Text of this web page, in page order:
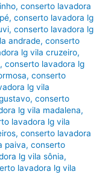
,conserto lavadora
,conserto lavadora lg
,conserto lavadora lg
andrade,conserto
lg vila cruzeiro,
,conserto lavadora lg
,conserto
lg vila
,conserto
lg vila madalena,
lavadora lg vila
,conserto lavadora
paiva,conserto
lg vila sônia,
lavadora lg vila